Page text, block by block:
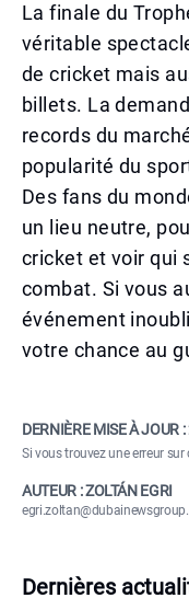
La finale du
véritable
de cricket mais
billets. La
records du
popularité du
Des fans du
un lieu neutre,
cricket et voir qui
combat. Si vous
événement
votre chance au
DERNIÈRE MISE À JOUR :
Si vous trouvez une erreur sur
AUTEUR : ZOLTÁN EGRI
Dernières